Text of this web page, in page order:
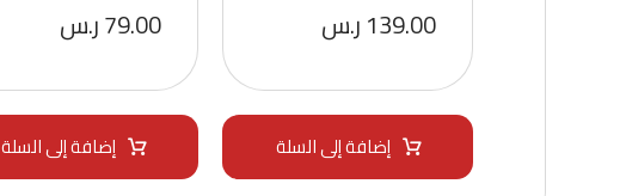
139.00ر.س
إضافة إلى السلة
79.00ر.س
إضافة إلى السلة